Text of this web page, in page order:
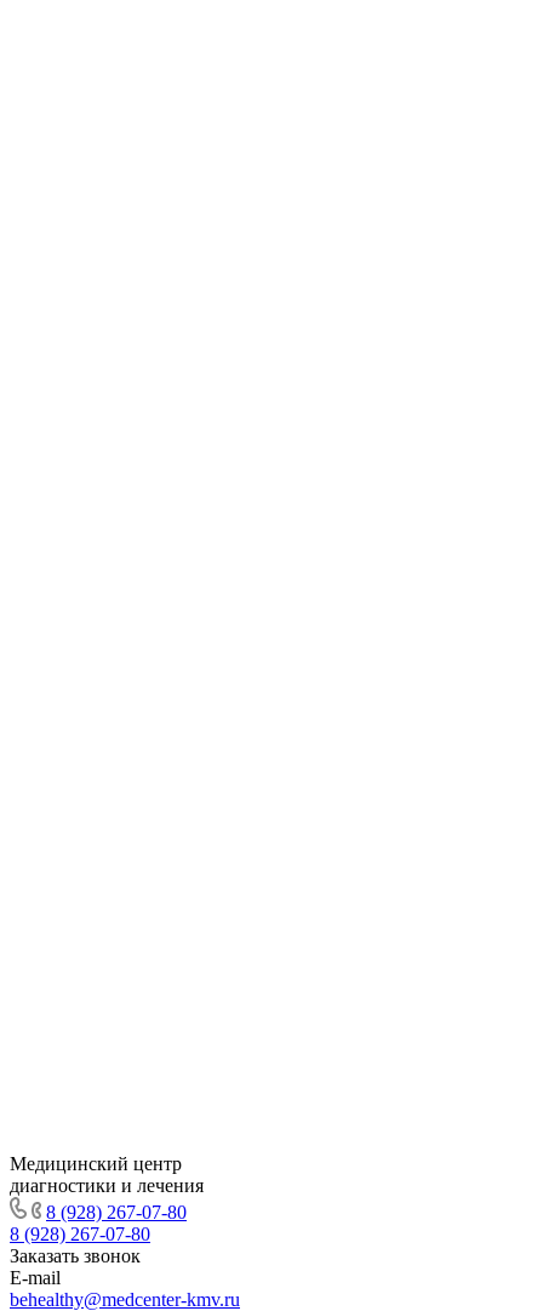
Медицинский центр
диагностики и лечения
8 (928) 267-07-80
8 (928) 267-07-80
Заказать звонок
E-mail
behealthy@medcenter-kmv.ru